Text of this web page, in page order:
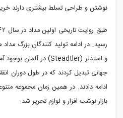
نوشتن و طراحی تسلط بیشتری دارند
رسید. در ادامه تولید کنندگان بزرگ مداد
و استدلر (Steadtler) در آلمان بوجود
ادامه دادند. در همین زمان مجموعه
بازار نوشت افزار و لوازم تحریر شد.